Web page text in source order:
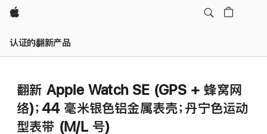
Apple
认证的翻新产品
翻新 Apple Watch SE (GPS + 蜂窝网
络)；44 毫米银色铝金属表壳；丹宁色运动
型表带 (M/L 号)